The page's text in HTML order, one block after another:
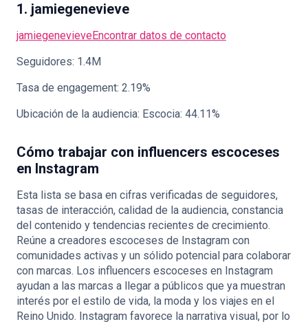
1. jamiegenevieve
jamiegenevieveEncontrar datos de contacto
Seguidores: 1.4M
Tasa de engagement: 2.19%
Ubicación de la audiencia: Escocia: 44.11%
Cómo trabajar con influencers escoceses
en Instagram
Esta lista se basa en cifras verificadas de seguidores,
tasas de interacción, calidad de la audiencia, constancia
del contenido y tendencias recientes de crecimiento.
Reúne a creadores escoceses de Instagram con
comunidades activas y un sólido potencial para colaborar
con marcas. Los influencers escoceses en Instagram
ayudan a las marcas a llegar a públicos que ya muestran
interés por el estilo de vida, la moda y los viajes en el
Reino Unido. Instagram favorece la narrativa visual, por lo